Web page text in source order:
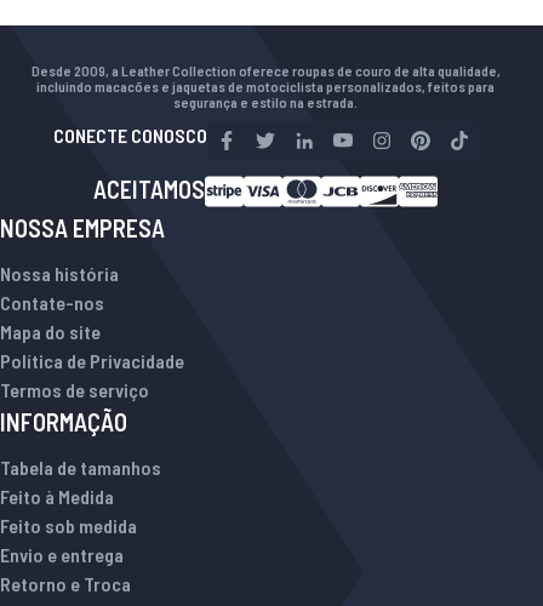
Desde 2009, a Leather Collection oferece roupas de couro de alta qualidade,
incluindo macacões e jaquetas de motociclista personalizados, feitos para
segurança e estilo na estrada.
CONECTE CONOSCO
ACEITAMOS
NOSSA EMPRESA
Nossa história
Contate-nos
Mapa do site
Política de Privacidade
Termos de serviço
INFORMAÇÃO
Tabela de tamanhos
Feito à Medida
Feito sob medida
Envio e entrega
Retorno e Troca